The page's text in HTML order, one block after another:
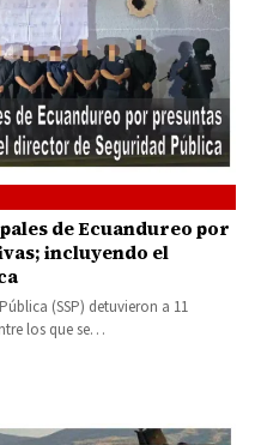
de Ecuandureo por
incluyendo el
(SSP) detuvieron a 11
los que se…